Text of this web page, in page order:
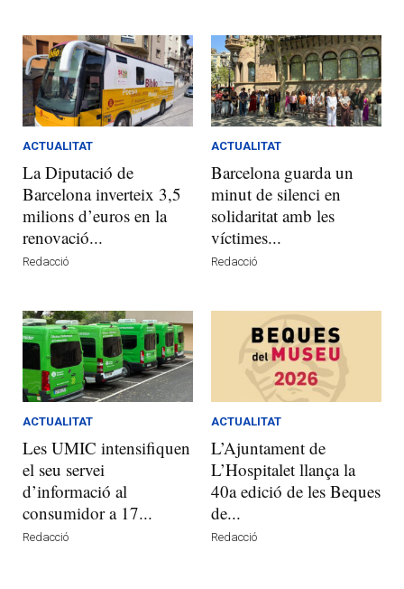
ACTUALITAT
La Diputació de
Barcelona inverteix 3,5
milions d’euros en la
renovació...
Redacció
ACTUALITAT
Barcelona guarda un
minut de silenci en
solidaritat amb les
víctimes...
Redacció
ACTUALITAT
Les UMIC intensifiquen
el seu servei
d’informació al
consumidor a 17...
Redacció
ACTUALITAT
L’Ajuntament de
L’Hospitalet llança la
40a edició de les Beques
de...
Redacció